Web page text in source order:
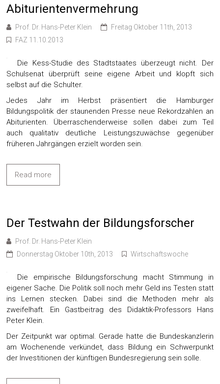
Abiturientenvermehrung
Prof. Dr. Hans-Peter Klein
Freitag Oktober 11th, 2013
FAZ 11.10.2013
Die Kess-Studie des Stadtstaates überzeugt nicht. Der
Schulsenat überprüft seine eigene Arbeit und klopft sich
selbst auf die Schulter.
Jedes Jahr im Herbst präsentiert die Hamburger
Bildungspolitik der staunenden Presse neue Rekordzahlen an
Abiturienten. Überraschenderweise sollen dabei zum Teil
auch qualitativ deutliche Leistungszuwächse gegenüber
früheren Jahrgängen erzielt worden sein.
Read more
Der Testwahn der Bildungsforscher
Prof. Dr. Hans-Peter Klein
Donnerstag Oktober 10th, 2013
Wirtschaftswoche
Die empirische Bildungsforschung macht Stimmung in
eigener Sache. Die Politik soll noch mehr Geld ins Testen statt
ins Lernen stecken. Dabei sind die Methoden mehr als
zweifelhaft. Ein Gastbeitrag des Didaktik-Professors Hans
Peter Klein.
Der Zeitpunkt war optimal. Gerade hatte die Bundeskanzlerin
am Wochenende verkündet, dass Bildung ein Schwerpunkt
der Investitionen der künftigen Bundesregierung sein solle.